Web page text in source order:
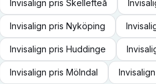
Invisalign pris Skellefteå
Invisalign pris Nyköping
Invisalign pris Huddinge
Invisalign pris Mölndal Invisalign